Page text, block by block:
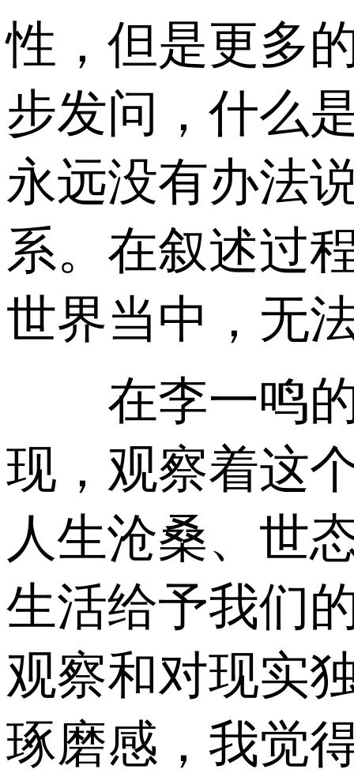
性，但是更多
步发问，什么
永远没有办法
系。在叙述过
世界当中，无
在李一鸣的
现，观察着这
人生沧桑、世
生活给予我们
观察和对现实
琢磨感，我觉